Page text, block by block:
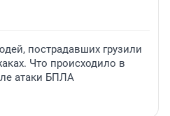
пострадавших грузили
Что происходило в
атаки БПЛА